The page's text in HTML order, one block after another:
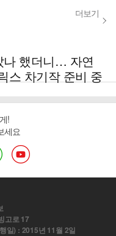
더보기
나 했더니… 자연
스 차기작 준비 중
!
세요
고로 17
일) : 2015년 11월 2일